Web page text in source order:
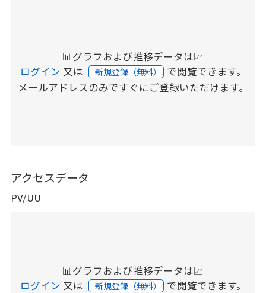
📊グラフおよび推移データは📈
ログイン 又は 新規登録（無料） で閲覧できます。
メールアドレスのみですぐにご登録いただけます。
アクセスデータ
PV/UU
📊グラフおよび推移データは📈
ログイン 又は 新規登録（無料） で閲覧できます。